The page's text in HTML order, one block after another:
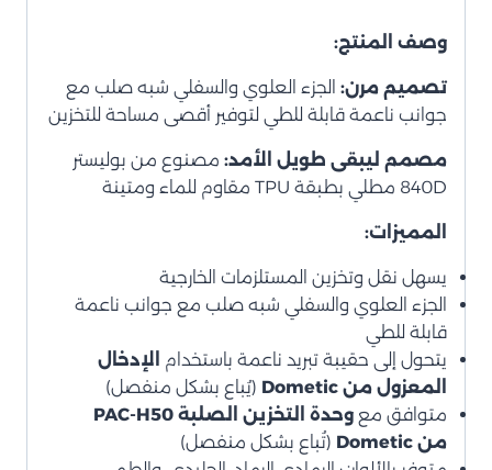
وصف المنتج:
تصميم مرن: الجزء العلوي والسفلي شبه صلب مع
جوانب ناعمة قابلة للطي لتوفير أقصى مساحة للتخزين
مصمم ليبقى طويل الأمد: مصنوع من بوليستر
840D مطلي بطبقة TPU مقاوم للماء ومتينة
المميزات:
يسهل نقل وتخزين المستلزمات الخارجية
الجزء العلوي والسفلي شبه صلب مع جوانب ناعمة
قابلة للطي
يتحول إلى حقيبة تبريد ناعمة باستخدام
الإدخال
المعزول من Dometic
(يُباع بشكل منفصل)
متوافق مع
وحدة التخزين الصلبة PAC-H50
من Dometic
(تُباع بشكل منفصل)